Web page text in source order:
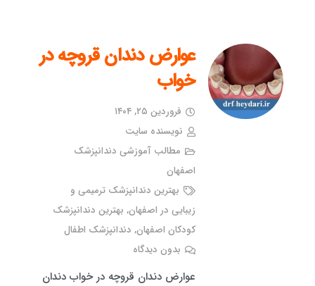
عوارض دندان قروچه در
خواب
فروردین ۲۵, ۱۴۰۴
نویسنده سایت
مطالب آموزشی دندانپزشک
اصفهان
بهترین دندانپزشک ترمیمی و
زیبایی در اصفهان, بهترین دندانپزشک
کودکان اصفهان, دندانپزشک اطفال
بدون دیدگاه
عوارض دندان قروچه در خواب دندان